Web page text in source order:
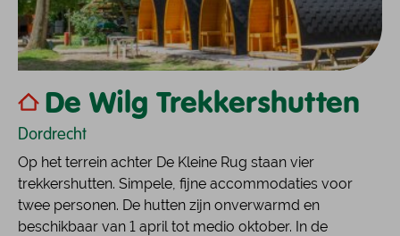
De Wilg Trekkershutten
Dordrecht
Op het terrein achter De Kleine Rug staan vier
trekkershutten. Simpele, fijne accommodaties voor
twee personen. De hutten zijn onverwarmd en
beschikbaar van 1 april tot medio oktober. In de